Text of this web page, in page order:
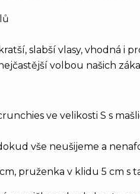
slabší vlasy, vhodná i
volbou našich
ve velikosti S s
vše neušijeme a
pruženka v klidu 5 cm s